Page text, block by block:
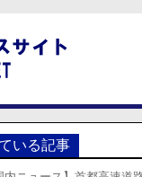
いる記事